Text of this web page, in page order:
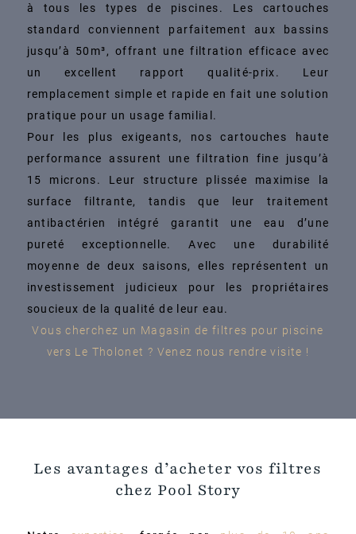
à tous les types de piscines. Les cartouches
standard conviennent parfaitement aux bassins
jusqu’à 50m³, offrant une filtration efficace avec
un excellent rapport qualité-prix. Leur
remplacement simple et rapide en fait une solution
pratique pour un usage familial.
Pour les plus exigeants, nos cartouches haute
performance assurent une filtration fine jusqu’à
15 microns. Leur structure plissée maximise la
surface filtrante, tandis que leur traitement
antibactérien intégré garantit une eau d’une
pureté exceptionnelle. Avec une durabilité
moyenne de deux saisons, elles représentent un
investissement judicieux pour les propriétaires
soucieux de la qualité de leur eau.
Vous cherchez un Magasin de filtres pour piscine
vers Le Tholonet ? Venez nous rendre visite !
Les avantages d’acheter vos filtres
chez Pool Story